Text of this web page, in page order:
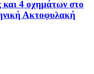
4 οχημάτων στο
Ακτοφυλακή